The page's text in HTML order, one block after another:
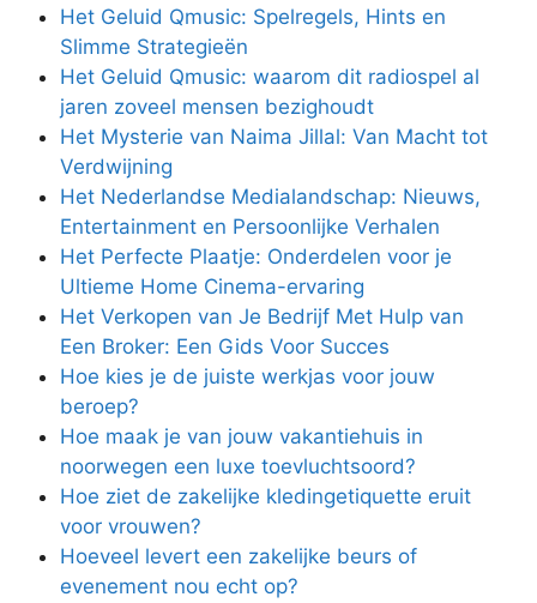
Het Geluid Qmusic: Spelregels, Hints en
Slimme Strategieën
Het Geluid Qmusic: waarom dit radiospel al
jaren zoveel mensen bezighoudt
Het Mysterie van Naima Jillal: Van Macht tot
Verdwijning
Het Nederlandse Medialandschap: Nieuws,
Entertainment en Persoonlijke Verhalen
Het Perfecte Plaatje: Onderdelen voor je
Ultieme Home Cinema-ervaring
Het Verkopen van Je Bedrijf Met Hulp van
Een Broker: Een Gids Voor Succes
Hoe kies je de juiste werkjas voor jouw
beroep?
Hoe maak je van jouw vakantiehuis in
noorwegen een luxe toevluchtsoord?
Hoe ziet de zakelijke kledingetiquette eruit
voor vrouwen?
Hoeveel levert een zakelijke beurs of
evenement nou echt op?